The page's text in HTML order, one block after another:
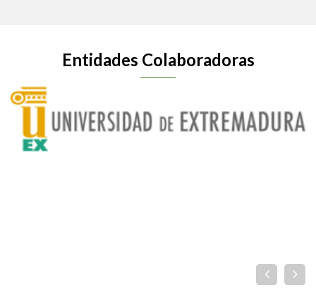
Entidades Colaboradoras